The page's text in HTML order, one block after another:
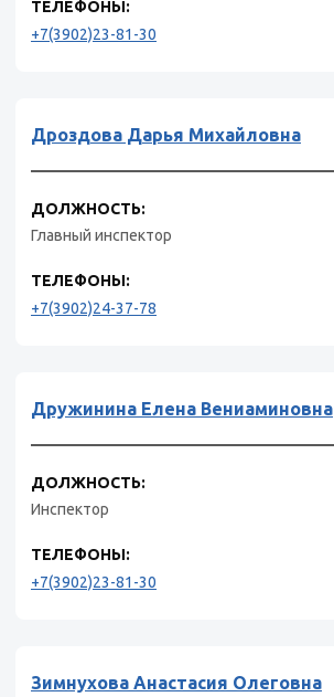
ТЕЛЕФОНЫ:
+7(3902)23-81-30
Дроздова Дарья Михайловна
ДОЛЖНОСТЬ:
Главный инспектор
ТЕЛЕФОНЫ:
+7(3902)24-37-78
Дружинина Елена Вениаминовна
ДОЛЖНОСТЬ:
Инспектор
ТЕЛЕФОНЫ:
+7(3902)23-81-30
Зимнухова Анастасия Олеговна